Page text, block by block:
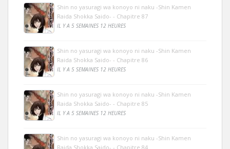
Shin no yasuragi wa konoyo ni naku -Shin Kamen
Raida Shokka Saido- - Chapitre 87
IL Y A 5 SEMAINES 12 HEURES
Shin no yasuragi wa konoyo ni naku -Shin Kamen
Raida Shokka Saido- - Chapitre 86
IL Y A 5 SEMAINES 12 HEURES
Shin no yasuragi wa konoyo ni naku -Shin Kamen
Raida Shokka Saido- - Chapitre 85
IL Y A 5 SEMAINES 12 HEURES
Shin no yasuragi wa konoyo ni naku -Shin Kamen
Raida Shokka Saido- - Chapitre 84